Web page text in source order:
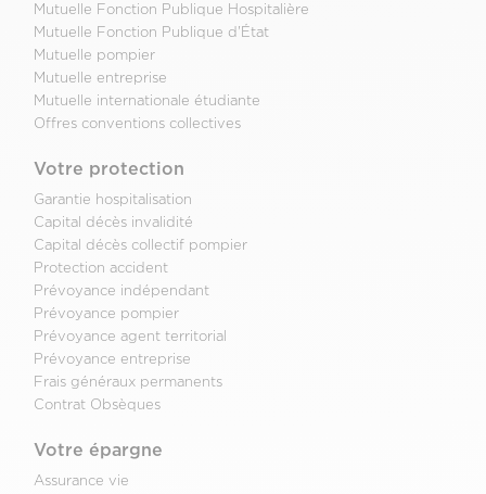
Mutuelle Fonction Publique Hospitalière
Mutuelle Fonction Publique d'État
Mutuelle pompier
Mutuelle entreprise
Mutuelle internationale étudiante
Offres conventions collectives
Votre protection
Garantie hospitalisation
Capital décès invalidité
Capital décès collectif pompier
Protection accident
Prévoyance indépendant
Prévoyance pompier
Prévoyance agent territorial
Prévoyance entreprise
Frais généraux permanents
Contrat Obsèques
Votre épargne
Assurance vie